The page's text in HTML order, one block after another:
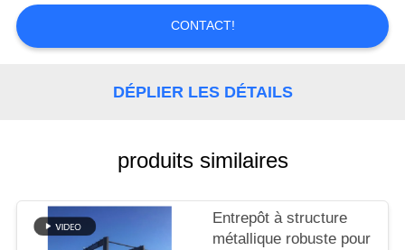
CONTACTEZ-
DE
CONTACT!
DÉPLIER LES DÉTAILS
produits similaires
Entrepôt à structure
métallique robuste pour